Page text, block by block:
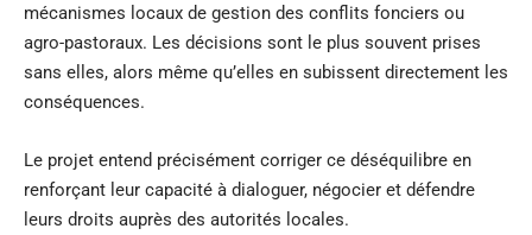
mécanismes locaux de gestion des conflits fonciers ou
agro-pastoraux. Les décisions sont le plus souvent prises
sans elles, alors même qu’elles en subissent directement les
conséquences.
Le projet entend précisément corriger ce déséquilibre en
renforçant leur capacité à dialoguer, négocier et défendre
leurs droits auprès des autorités locales.